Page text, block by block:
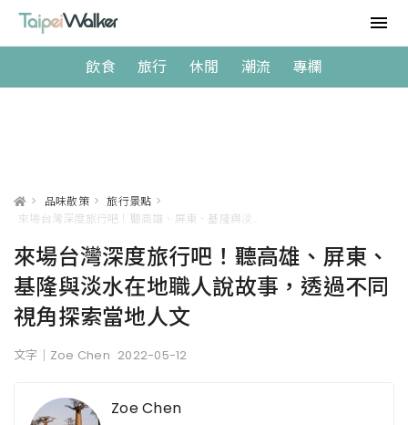
飲食 旅行 休閒 潮流 專欄
> 品味散策 > 旅行景點 >
來場台灣深度旅行吧！聽高雄、屏東、
基隆與淡水在地職人說故事，透過不同
視角探索當地人文
文字｜Zoe Chen 2022-05-12
Zoe Chen